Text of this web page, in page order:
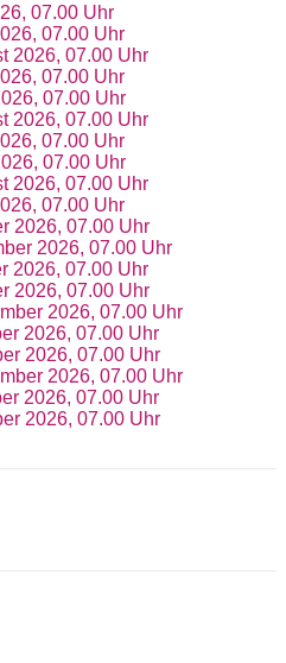
07.00 Uhr
07.00 Uhr
2026, 07.00 Uhr
07.00 Uhr
07.00 Uhr
2026, 07.00 Uhr
07.00 Uhr
07.00 Uhr
2026, 07.00 Uhr
07.00 Uhr
2026, 07.00 Uhr
2026, 07.00 Uhr
2026, 07.00 Uhr
2026, 07.00 Uhr
2026, 07.00 Uhr
2026, 07.00 Uhr
2026, 07.00 Uhr
2026, 07.00 Uhr
2026, 07.00 Uhr
2026, 07.00 Uhr